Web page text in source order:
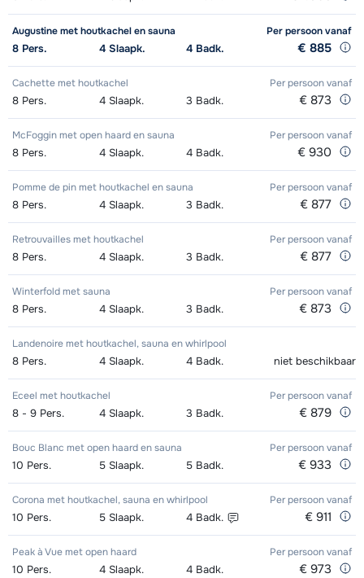
Zilver (Evolution) Schoenen (8
dagen)
afhankelijk
van week
Mini Kid Ski's + Stokken (8 dagen)
afhankelijk
van week
Mini Kid Schoenen (8 dagen)
afhankelijk
Augustine met houtkachel en sauna Per persoonvanaf
8 Pers. 4 Slaapk. 4 Badk. € 885
Cachette met houtkachel Per persoonvanaf
8 Pers. 4 Slaapk. 3 Badk. € 873
McFoggin met open haard en sauna Per persoonvanaf
8 Pers. 4 Slaapk. 4 Badk. € 930
Pomme de pin met houtkachel en sauna Per persoonvanaf
8 Pers. 4 Slaapk. 3 Badk. € 877
Retrouvailles met houtkachel Per persoonvanaf
8 Pers. 4 Slaapk. 3 Badk. € 877
Winterfold met sauna Per persoonvanaf
8 Pers. 4 Slaapk. 3 Badk. € 873
Landenoire met houtkachel, sauna en whirlpool
8 Pers. 4 Slaapk. 4 Badk. niet beschikbaar
Eceel met houtkachel Per persoonvanaf
8 - 9 Pers. 4 Slaapk. 3 Badk. € 879
Bouc Blanc met open haard en sauna Per persoonvanaf
10 Pers. 5 Slaapk. 5 Badk. € 933
Corona met houtkachel, sauna en whirlpool Per persoonvanaf
10 Pers. 5 Slaapk. 4 Badk. € 911
Peak à Vue met open haard Per persoonvanaf
10 Pers. 4 Slaapk. 4 Badk. € 973